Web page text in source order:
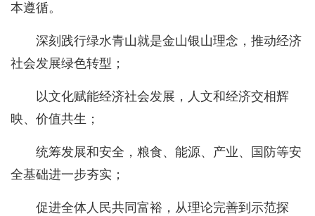
本遵循。
深刻践行绿水青山就是金山银山理念，推动经济
社会发展绿色转型；
以文化赋能经济社会发展，人文和经济交相辉
映、价值共生；
统筹发展和安全，粮食、能源、产业、国防等安
全基础进一步夯实；
促进全体人民共同富裕，从理论完善到示范探